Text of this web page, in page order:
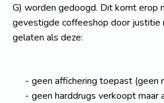
G) worden gedoogd. Dit komt erop
gevestigde coffeeshop door
gelaten als deze:
geen affichering toepast (geen
geen harddrugs verkoopt maar